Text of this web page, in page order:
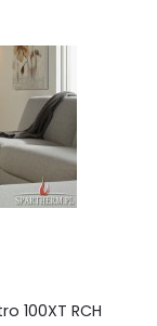
100XT RCH